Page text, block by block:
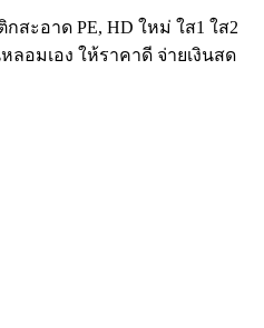
สะอาด PE, HD ใหม่ ใส1 ใส2
อมเอง ให้ราคาดี จ่ายเงินสด